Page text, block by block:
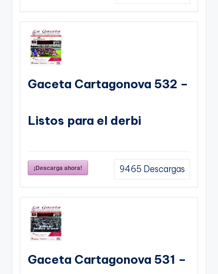
Gaceta Cartagonova 532 –
Listos para el derbi
¡Descarga ahora! 9465 Descargas
Gaceta Cartagonova 531 –